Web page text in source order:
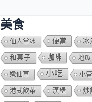
美食
仙人掌冰 便當 冰
和菓子 咖啡 地瓜
嫰仙草 小吃 小
港式飲茶 漢堡 炒